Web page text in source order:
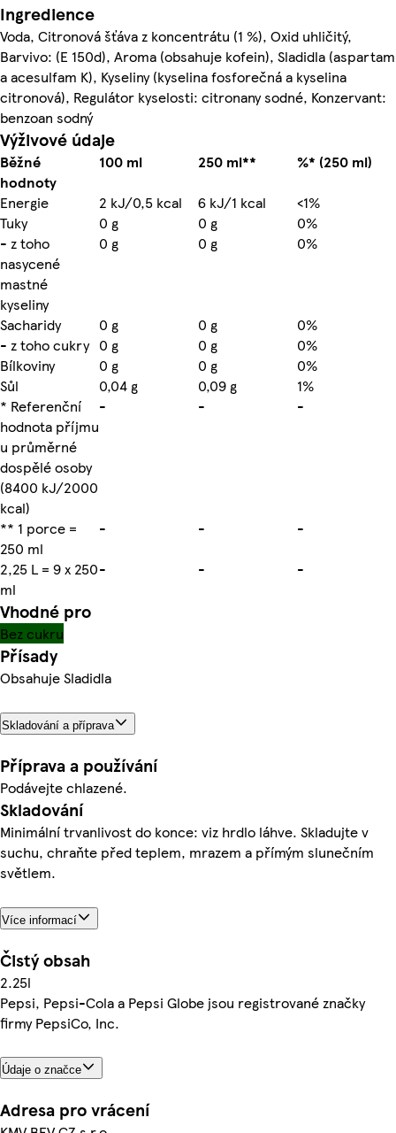
Ingredience
Voda, Citronová šťáva z koncentrátu (1 %), Oxid uhličitý,
Barvivo: (E 150d), Aroma (obsahuje kofein), Sladidla (aspartam
a acesulfam K), Kyseliny (kyselina fosforečná a kyselina
citronová), Regulátor kyselosti: citronany sodné, Konzervant:
benzoan sodný
Výživové údaje
Běžné
hodnoty
100 ml 250 ml**
%* (250 ml)
Energie
2 kJ/0,5 kcal 6 kJ/1 kcal
<1%
Tuky
0 g 0 g
0%
- z toho
nasycené
mastné
kyseliny
0 g 0 g 0%
Sacharidy 0 g 0 g
0%
- z toho cukry 0 g 0 g
0%
Bílkoviny
0 g 0 g
0%
Sůl
0,04 g 0,09 g
1%
* Referenční
hodnota příjmu
u průměrné
dospělé osoby
(8400 kJ/2000
kcal)
- - -
** 1 porce =
250 ml
- -
-
2,25 L = 9 x 250
ml
- - -
Vhodné pro
Bez cukru
Přísady
Obsahuje Sladidla
Skladování a příprava
Příprava a používání
Podávejte chlazené.
Skladování
Minimální trvanlivost do konce: viz hrdlo láhve. Skladujte v
suchu, chraňte před teplem, mrazem a přímým slunečním
světlem.
Více informací
Čistý obsah
2.25l
Pepsi, Pepsi-Cola a Pepsi Globe jsou registrované značky
firmy PepsiCo, Inc.
Údaje o značce
Adresa pro vrácení